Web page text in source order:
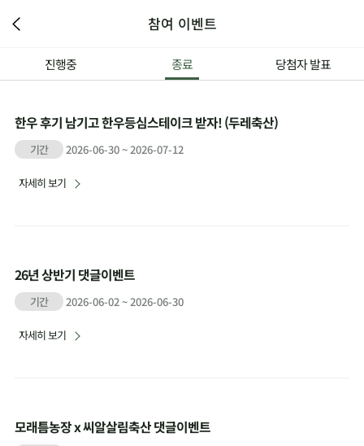
참여 이벤트
진행중 종료 당첨자 발표
한우 후기 남기고 한우등심스테이크 받자! (두레축산)
기간 2026-06-30 ~ 2026-07-12
자세히 보기
26년 상반기 댓글이벤트
기간 2026-06-02 ~ 2026-06-30
자세히 보기
모래틈농장 x 씨알살림축산 댓글이벤트